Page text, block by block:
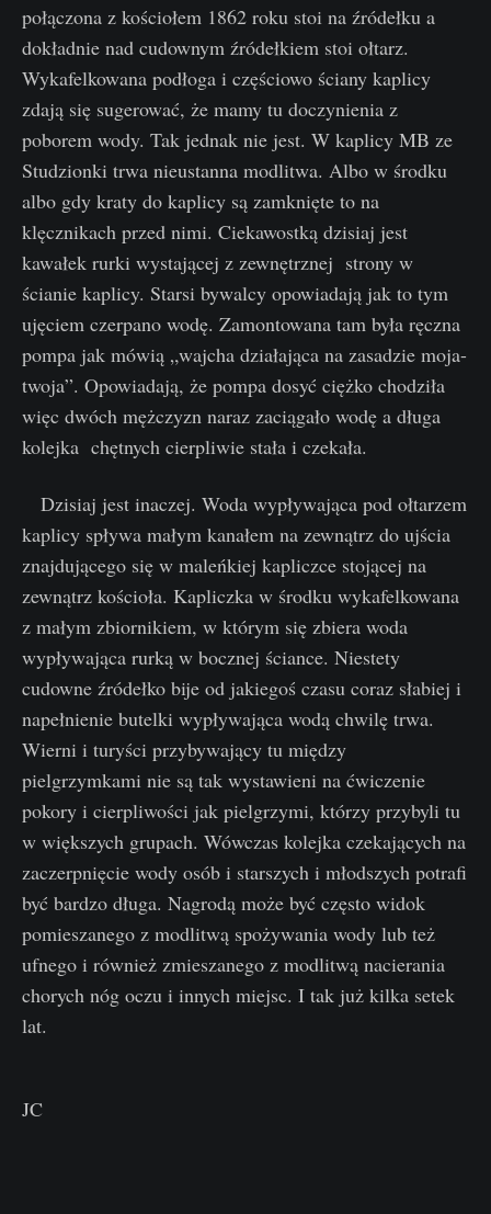
połączona z kościołem 1862 roku stoi na źródełku a
dokładnie nad cudownym źródełkiem stoi ołtarz.
Wykafelkowana podłoga i częściowo ściany kaplicy
zdają się sugerować, że mamy tu doczynienia z
poborem wody. Tak jednak nie jest. W kaplicy MB ze
Studzionki trwa nieustanna modlitwa. Albo w środku
albo gdy kraty do kaplicy są zamknięte to na
klęcznikach przed nimi. Ciekawostką dzisiaj jest
kawałek rurki wystającej z zewnętrznej strony w
ścianie kaplicy. Starsi bywalcy opowiadają jak to tym
ujęciem czerpano wodę. Zamontowana tam była ręczna
pompa jak mówią „wajcha działająca na zasadzie moja-
twoja”. Opowiadają, że pompa dosyć ciężko chodziła
więc dwóch mężczyzn naraz zaciągało wodę a długa
kolejka chętnych cierpliwie stała i czekała.
Dzisiaj jest inaczej. Woda wypływająca pod ołtarzem
kaplicy spływa małym kanałem na zewnątrz do ujścia
znajdującego się w maleńkiej kapliczce stojącej na
zewnątrz kościoła. Kapliczka w środku wykafelkowana
z małym zbiornikiem, w którym się zbiera woda
wypływająca rurką w bocznej ściance. Niestety
cudowne źródełko bije od jakiegoś czasu coraz słabiej i
napełnienie butelki wypływająca wodą chwilę trwa.
Wierni i turyści przybywający tu między
pielgrzymkami nie są tak wystawieni na ćwiczenie
pokory i cierpliwości jak pielgrzymi, którzy przybyli tu
w większych grupach. Wówczas kolejka czekających na
zaczerpnięcie wody osób i starszych i młodszych potrafi
być bardzo długa. Nagrodą może być często widok
pomieszanego z modlitwą spożywania wody lub też
ufnego i również zmieszanego z modlitwą nacierania
chorych nóg oczu i innych miejsc. I tak już kilka setek
lat.
JC